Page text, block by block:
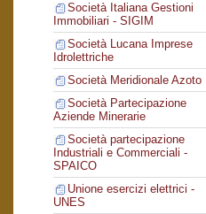
Società Italiana Gestioni
Immobiliari - SIGIM
Società Lucana Imprese
Idrolettriche
Società Meridionale Azoto
Società Partecipazione
Aziende Minerarie
Società partecipazione
Industriali e Commerciali -
SPAICO
Unione esercizi elettrici -
UNES